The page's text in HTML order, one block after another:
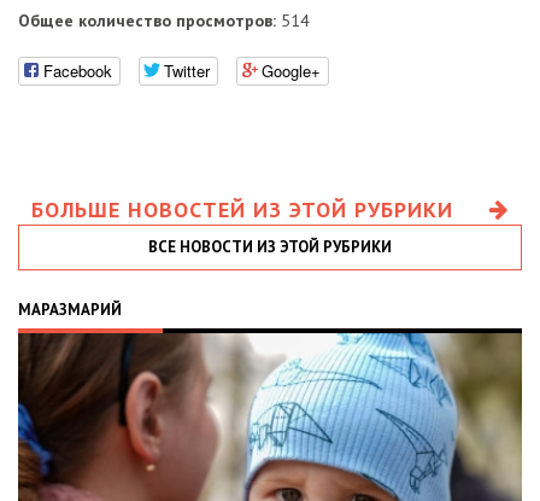
Общее количество просмотров: 514
Facebook Twitter Google+
БОЛЬШЕ НОВОСТЕЙ ИЗ ЭТОЙ РУБРИКИ
ВСЕ НОВОСТИ ИЗ ЭТОЙ РУБРИКИ
МАРАЗМАРИЙ